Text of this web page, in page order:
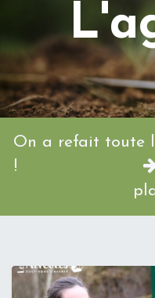
On a refait toute
!